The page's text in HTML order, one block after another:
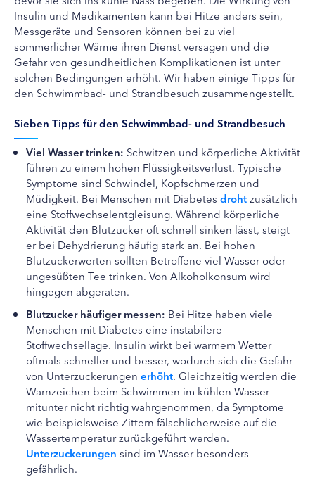
Insulin und Medikamenten kann bei Hitze anders sein,
Messgeräte und Sensoren können bei zu viel
sommerlicher Wärme ihren Dienst versagen und die
Gefahr von gesundheitlichen Komplikationen ist unter
solchen Bedingungen erhöht. Wir haben einige Tipps für
den Schwimmbad- und Strandbesuch zusammengestellt.
Sieben Tipps für den Schwimmbad- und Strandbesuch
Viel Wasser trinken: Schwitzen und körperliche Aktivität
führen zu einem hohen Flüssigkeitsverlust. Typische
Symptome sind Schwindel, Kopfschmerzen und
Müdigkeit. Bei Menschen mit Diabetes drohtzusätzlich
eine Stoffwechselentgleisung. Während körperliche
Aktivität den Blutzucker oft schnell sinken lässt, steigt
er bei Dehydrierung häufig stark an. Bei hohen
Blutzuckerwerten sollten Betroffene viel Wasser oder
ungesüßten Tee trinken. Von Alkoholkonsum wird
hingegen abgeraten.
Blutzucker häufiger messen: Bei Hitze haben viele
Menschen mit Diabetes eine instabilere
Stoffwechsellage. Insulin wirkt bei warmem Wetter
oftmals schneller und besser, wodurch sich die Gefahr
von Unterzuckerungen erhöht. Gleichzeitig werden die
Warnzeichen beim Schwimmen im kühlen Wasser
mitunter nicht richtig wahrgenommen, da Symptome
wie beispielsweise Zittern fälschlicherweise auf die
Wassertemperatur zurückgeführt werden.
Unterzuckerungen sind im Wasser besonders
gefährlich.